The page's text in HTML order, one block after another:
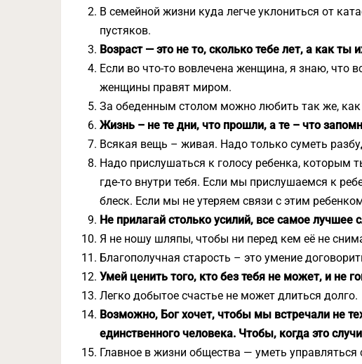
В семейной жизни куда легче уклониться от
пустяков.
Возраст — это не то, сколько тебе лет, а как ты
Если во что-то вовлечена женщина, я знаю, что
женщины правят миром.
За обеденным столом можно любить так же, как
Жизнь – не те дни, что прошли, а те – что
Всякая вещь – живая. Надо только суметь
Надо прислушаться к голосу ребенка, которым
где-то внутри тебя. Если мы прислушаемся к
блеск. Если мы не утеряем связи с этим
Не прилагай столько усилий, все самое лучшее
Я не ношу шляпы, чтобы ни перед кем её не
Благополучная старость – это умение
Умей ценить того, кто без тебя не может, и не
Легко добытое счастье не может длиться долго.
Возможно, Бог хочет, чтобы мы встречали не
единственного человека. Чтобы, когда это
Главное в жизни общества — уметь